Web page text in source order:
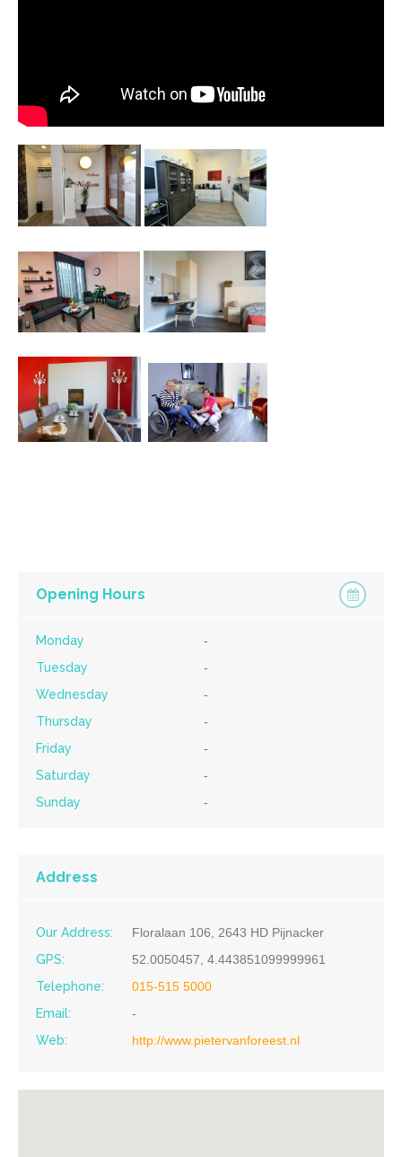
Opening Hours
Monday
-
Tuesday
-
Wednesday
-
Thursday
-
Friday
-
Saturday
-
Sunday
-
Address
Our Address:
Floralaan 106, 2643 HD Pijnacker
GPS:
52.0050457, 4.443851099999961
Telephone:
015-515 5000
Email:
-
Web:
http://www.pietervanforeest.nl